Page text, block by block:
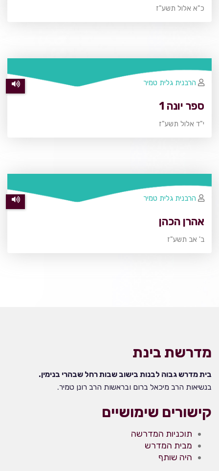
כ"א אלול תשע"ז
ספר יונה 1
י"ד אלול תשע"ז
הרבנית גלית טמיר
אהרן הכהן
ב' אב תשע"ז
הרבנית גלית טמיר
מדרשת בינת
בית מדרש גבוה לבנות בישוב שבות רחל שבהרי בנימין.
בנשיאות הרב מיכאל ברום ובראשות הרב רונן טמיר.
קישורים שימושיים
תוכניות המדרשה
מבית המדרש
היה שותף